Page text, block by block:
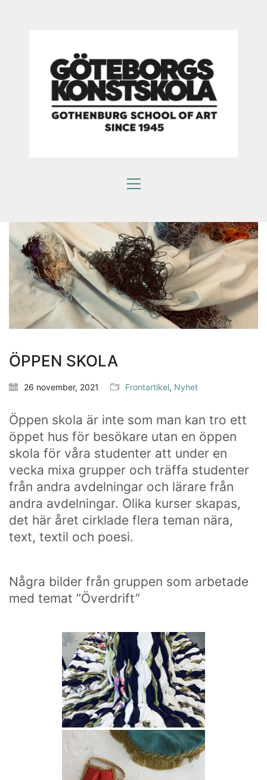
ÖPPEN SKOLA
26 november, 2021 Frontartikel, Nyhet
Öppen skola är inte som man kan tro ett
öppet hus för besökare utan en öppen
skola för våra studenter att under en
vecka mixa grupper och träffa studenter
från andra avdelningar och lärare från
andra avdelningar. Olika kurser skapas,
det här året cirklade flera teman nära,
text, textil och poesi.
Några bilder från gruppen som arbetade
med temat ”Överdrift”